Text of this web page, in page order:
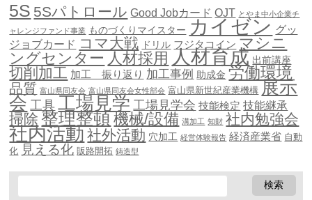
5S 5Sパトロール Good Jobカード OJT とやま中小企業チ
ャレンジファンド事業 ものづくりマイスター カイゼン グッ
ジョブカード コマ大戦 ドリル フジタコイン マシニ
ングセンター 人材採用 人材育成 出前講座
切削加工 加工 振り返り 加工事例 助成金 労働環境
品質 富山県同友会 富山県同友会女性部会 富山県新世紀産業機構 展示
会 工具 工場見学 工場見学会 技能検定 技能継承
掃除 整理整頓機械/設備 溝加工 知財 社内勉強会
社内活動社外活動 穴加工 経営体験報告 経済産業省 自動
化 見える化 販路開拓 鋳造型